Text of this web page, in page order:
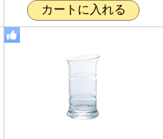
カートに入れる